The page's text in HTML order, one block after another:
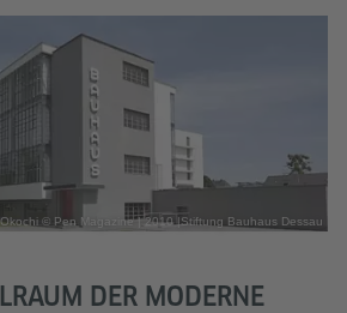
© Pen Magazine | 2010 |Stiftung Bauhaus Dessau
DER MODERNE